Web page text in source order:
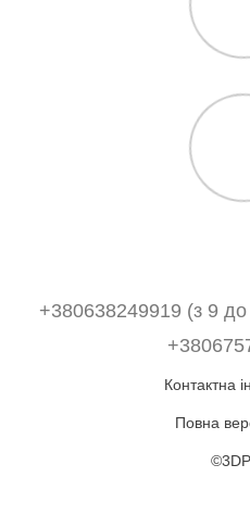
+380638249919 (з 9
Контактна
Повна